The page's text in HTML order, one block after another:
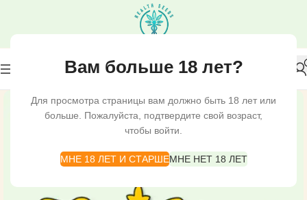
Вам больше 18 лет?
Для просмотра страницы вам должно быть 18 лет или
больше. Пожалуйста, подтвердите свой возраст,
чтобы войти.
МНЕ 18 ЛЕТ И СТАРШЕМНЕ НЕТ 18 ЛЕТ